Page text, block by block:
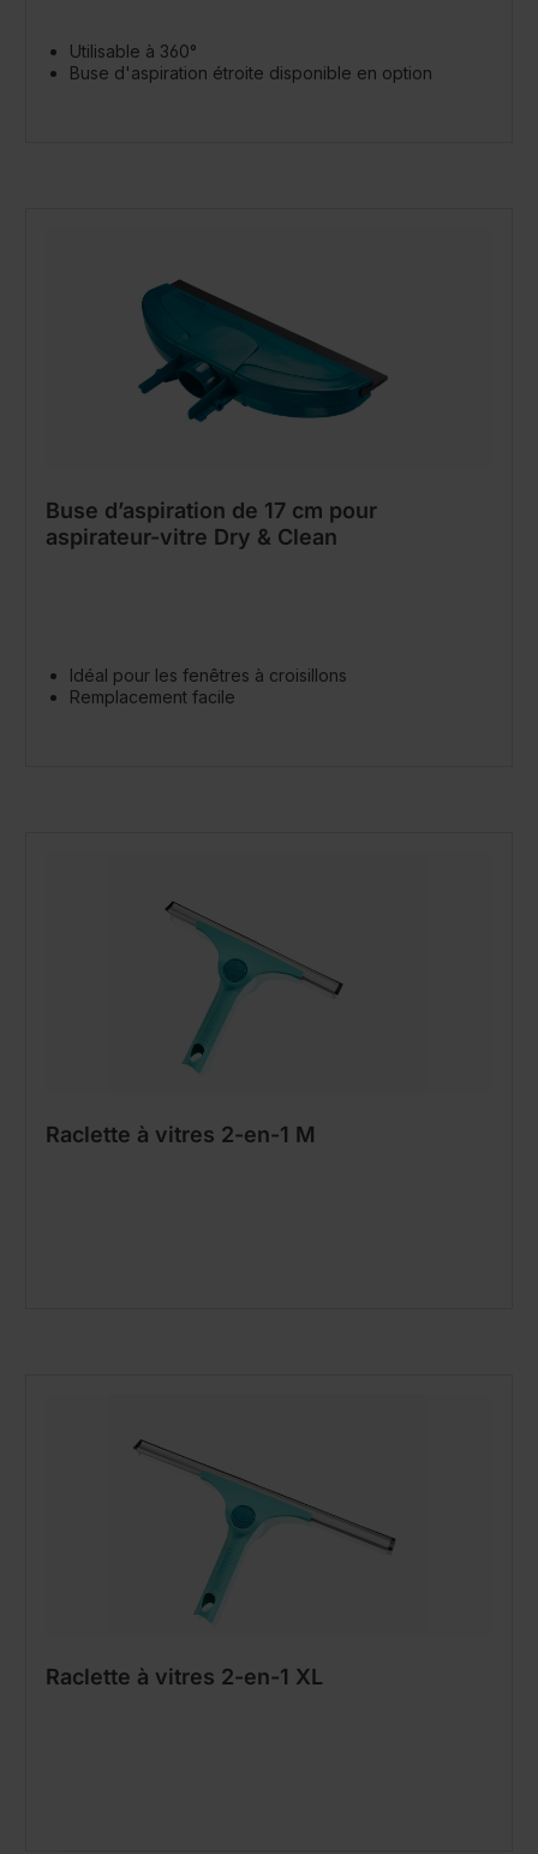
Utilisable à 360°
Buse d'aspiration étroite disponible en option
Buse d’aspiration de 17 cm pour
aspirateur-vitre Dry & Clean
Idéal pour les fenêtres à croisillons
Remplacement facile
Raclette à vitres 2-en-1 M
Raclette à vitres 2-en-1 XL